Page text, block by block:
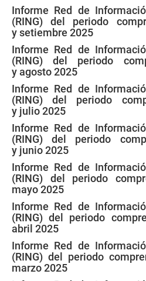
Informe Red de
(RING) del periodo
y setiembre 2025
Informe Red de
(RING) del periodo
y agosto 2025
Informe Red de
(RING) del periodo
y julio 2025
Informe Red de
(RING) del periodo
y junio 2025
Informe Red de
(RING) del periodo
mayo 2025
Informe Red de
(RING) del periodo
abril 2025
Informe Red de
(RING) del periodo
marzo 2025